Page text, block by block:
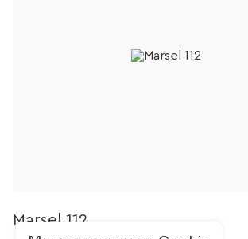
Marsel 112